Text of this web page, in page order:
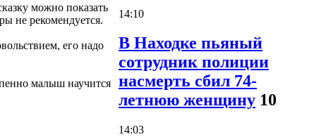
можно показать
не рекомендуется.
его надо
малыш научится
14:10
В Находке пьяный
сотрудник полиции
насмерть сбил 74-
летнюю женщину 10
14:03